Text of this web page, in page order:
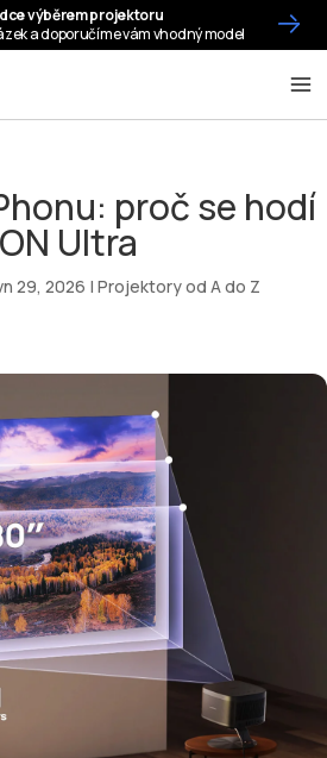
proč se hodí
Ultra
29, 2026 | Projektory od A do Z